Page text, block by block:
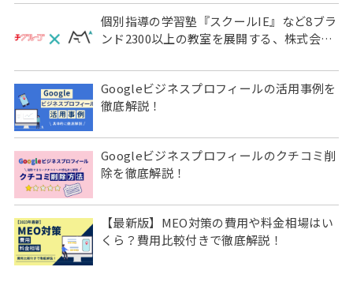
個別指導の学習塾『スクールIE』など8ブラ
ンド2300以上の教室を展開する、株式会社
ルカを導入いただきました
Googleビジネスプロフィールの活用事例を
徹底解説！
Googleビジネスプロフィールのクチコミ削
除を徹底解説！
【最新版】MEO対策の費用や料金相場はい
くら？費用比較付きで徹底解説！